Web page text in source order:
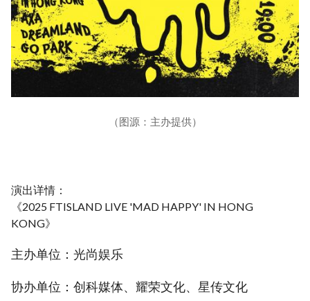
（图源：主办提供）
演出详情：
《2025 FTISLAND LIVE 'MAD HAPPY' IN HONG
KONG》
主办单位：光尚娱乐
协办单位：创科媒体、耀荣文化、星传文化